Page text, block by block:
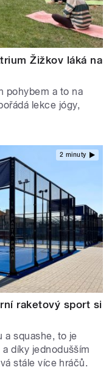
Žižkov láká na
pohybem a to na
lekce jógy,
2 minuty
raketový sport si
a squashe, to je
díky jednodušším
stále více hráčů.